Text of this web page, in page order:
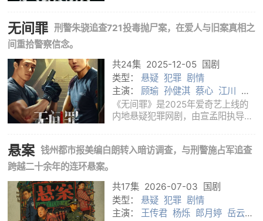
李日炯执导并编剧，朴海秀、申敏
无间罪 刑警朱骁追查721投毒抛尸案，在爱人与旧案真相之
间重拾警察信念。
共24集 2025-12-05 国剧
类型： 悬疑 犯罪 剧情
主演： 顾瑜 孙健淇 蔡心 江川
倪
美诗
《无间罪》是2025年爱奇艺上线的
内地悬疑犯罪网剧，由宣孟阳执导，
全剧共24集，2025年12月5日在爱
悬案 钱州都市报美编白朗转入暗访调查，与刑警施占军追查
跨越二十余年的连环悬案。
共17集 2026-07-03
国剧
类型： 悬疑 犯罪 剧情
主演：
王传君 杨烁 郎月婷 岳云鹏